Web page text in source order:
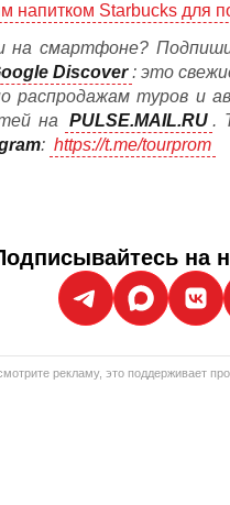
напитком Starbucks для
смартфоне?
Discover : это
распродажам туров и
на
PULSE.MAIL.RU .
: https://t.me/tourprom
на
рекламу, это поддерживает